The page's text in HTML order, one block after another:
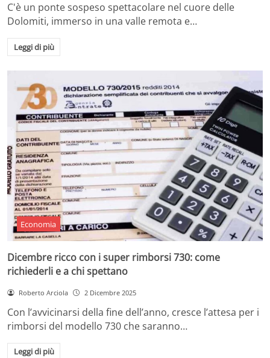
C'è un ponte sospeso spettacolare nel cuore delle
Dolomiti, immerso in una valle remota e…
Leggi di più
Economia
Dicembre ricco con i super rimborsi 730: come
richiederli e a chi spettano
Roberto Arciola 2 Dicembre 2025
Con l’avvicinarsi della fine dell’anno, cresce l’attesa per i
rimborsi del modello 730 che saranno…
Leggi di più